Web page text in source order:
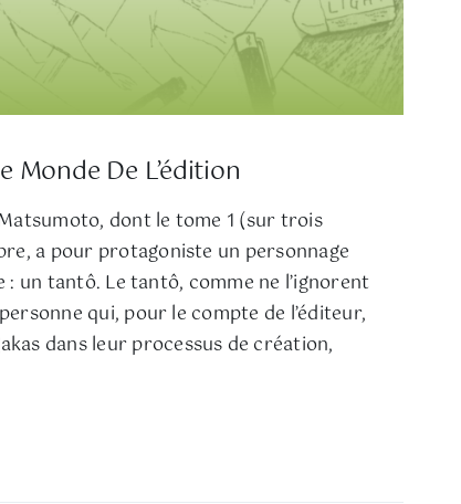
Monde De L’édition
dont le tome 1 (sur trois
a pour protagoniste un personnage
: un tantô. Le tantô, comme ne l’ignorent
qui, pour le compte de l’éditeur,
dans leur processus de création,